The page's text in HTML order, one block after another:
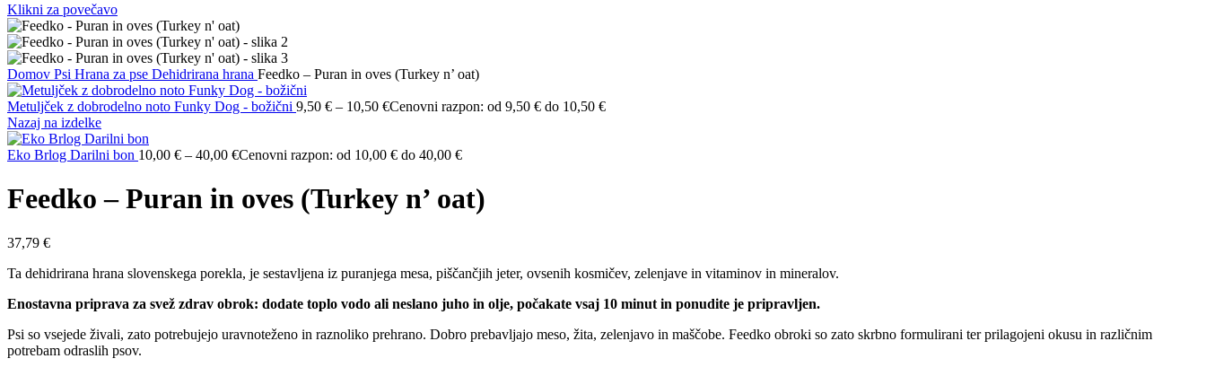
Klikni za povečavo
Domov Psi Hrana za pse Dehidrirana hrana Feedko – Puran in oves (Turkey n’ oat)
Metuljček z dobrodelno noto Funky Dog - božični 9,50 € – 10,50 €Cenovni razpon: od 9,50 € do 10,50 €
Nazaj na izdelke
Eko Brlog Darilni bon 10,00 € – 40,00 €Cenovni razpon: od 10,00 € do 40,00 €
Feedko – Puran in oves (Turkey n’ oat)
37,79 €
Ta dehidrirana hrana slovenskega porekla, je sestavljena iz puranjega mesa, piščančjih jeter, ovsenih kosmičev, zelenjave in vitaminov in mineralov.
Enostavna priprava za svež zdrav obrok: dodate toplo vodo ali neslano juho in olje, počakate vsaj 10 minut in ponudite je pripravljen.
Psi so vsejede živali, zato potrebujejo uravnoteženo in raznoliko prehrano. Dobro prebavljajo meso, žita, zelenjavo in maščobe. Feedko obroki so zato skrbno formulirani ter prilagojeni okusu in različnim
potrebam odraslih psov.